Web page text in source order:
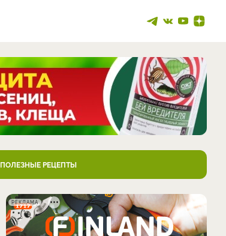
ПОЛЕЗНЫЕ РЕЦЕПТЫ
РЕКЛАМА